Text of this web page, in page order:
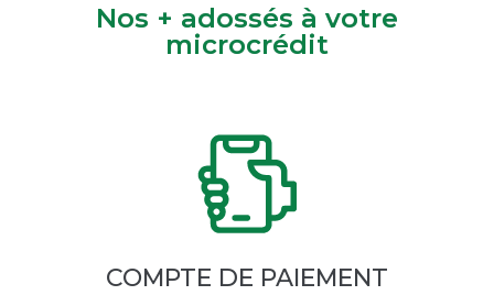
Nos + adossés à votre
microcrédit
COMPTE DE PAIEMENT